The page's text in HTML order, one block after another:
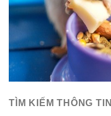
TÌM KIẾM THÔNG TIN